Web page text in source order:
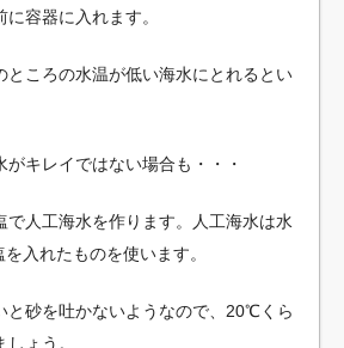
容器に入れます。
ところの水温が低い海水にとれるとい
キレイではない場合も・・・
で人工海水を作ります。人工海水は水
入れたものを使います。
と砂を吐かないようなので、20℃くら
ょう。